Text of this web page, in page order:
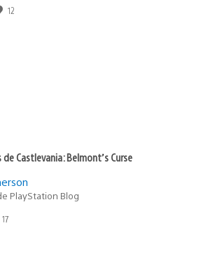
12
Castlevania: Belmont’s Curse
PlayStation Blog
17